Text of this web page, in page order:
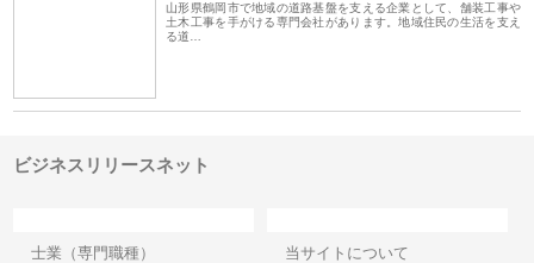
山形県鶴岡市で地域の道路基盤を支える企業として、舗装工事や
土木工事を手がける専門会社があります。地域住民の生活を支え
る道…
ビジネスリリースネット
士業（専門職種）
当サイトについて